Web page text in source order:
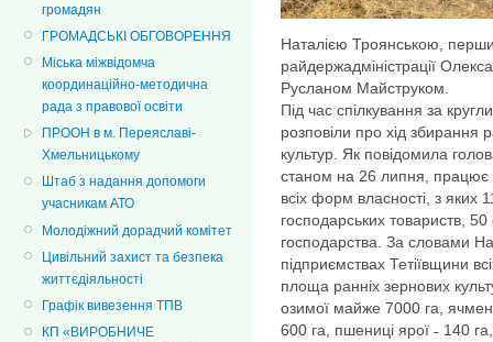
громадян
ГРОМАДСЬКІ ОБГОВОРЕННЯ
Міська міжвідомча
координаційно-методична
рада з правової освіти
ПРООН в м. Переяславі-
Хмельницькому
Штаб з надання допомоги
учасникам АТО
Молодіжний дорадчий комітет
Цивільний захист та безпека
життєдіяльності
Графік вивезення ТПВ
КП «ВИРОБНИЧЕ
Наталією Троянською,
райдержадміністрації
Русланом Майструком.
Під час спілкування за
розповіли про хід збирання
культур. Як повідомила
станом на 26 липня, працює
всіх форм власності, з яких
господарських товариств,
господарства. За словами
підприємствах Тетіївщини
площа ранніх зернових
озимої майже 7000 га,
600 га, пшениці ярої ˗ 140